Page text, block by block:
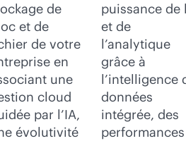
de
et de
de votre
en
une
cloud
par l’IA,
évolutivité
puissance de
et de
l’analytique
grâce à
l’intelligence
données
intégrée, des